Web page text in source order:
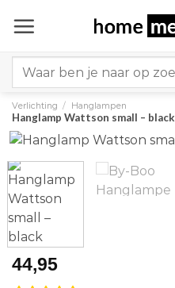
naar
for:
Verlichting / Hanglampen
Hanglamp Wattson small – black
44,95